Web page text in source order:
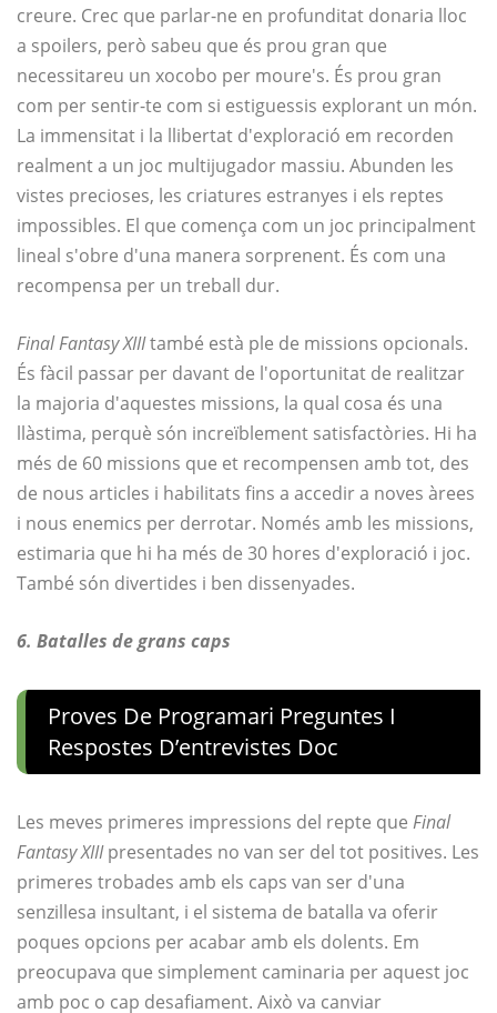
creure. Crec que parlar-ne en profunditat donaria lloc
a spoilers, però sabeu que és prou gran que
necessitareu un xocobo per moure's. És prou gran
com per sentir-te com si estiguessis explorant un món.
La immensitat i la llibertat d'exploració em recorden
realment a un joc multijugador massiu. Abunden les
vistes precioses, les criatures estranyes i els reptes
impossibles. El que comença com un joc principalment
lineal s'obre d'una manera sorprenent. És com una
recompensa per un treball dur.
Final Fantasy XIIItambé està ple de missions opcionals.
És fàcil passar per davant de l'oportunitat de realitzar
la majoria d'aquestes missions, la qual cosa és una
llàstima, perquè són increïblement satisfactòries. Hi ha
més de 60 missions que et recompensen amb tot, des
de nous articles i habilitats fins a accedir a noves àrees
i nous enemics per derrotar. Només amb les missions,
estimaria que hi ha més de 30 hores d'exploració i joc.
També són divertides i ben dissenyades.
6. Batalles de grans caps
Proves De Programari Preguntes I
Respostes D’entrevistes Doc
Les meves primeres impressions del repte que Final
Fantasy XIIIpresentades no van ser del tot positives. Les
primeres trobades amb els caps van ser d'una
senzillesa insultant, i el sistema de batalla va oferir
poques opcions per acabar amb els dolents. Em
preocupava que simplement caminaria per aquest joc
amb poc o cap desafiament. Això va canviar